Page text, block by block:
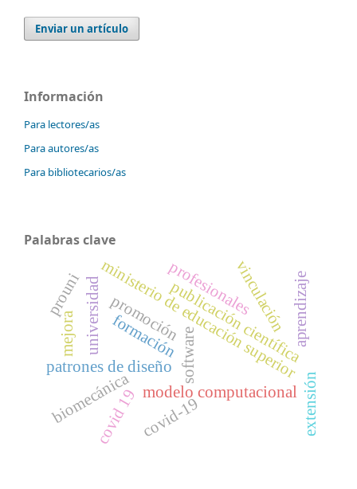
Enviar un artículo
Información
Para lectores/as
Para autores/as
Para bibliotecarios/as
Palabras clave
modelo computacional
patrones de diseño software
ministerio de educación superior
publicación científica
universidad formación
profesionales
biomecánica
aprendizaje
extensión
vinculación
mejora
covid-19
prouni promoción
covid 19